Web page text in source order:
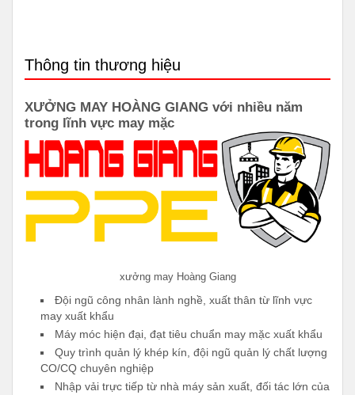
Thông tin thương hiệu
XƯỞNG MAY HOÀNG GIANG với nhiều năm
trong lĩnh vực may mặc
xưởng may Hoàng Giang
Đội ngũ công nhân lành nghề, xuất thân từ lĩnh vực
may xuất khẩu
Máy móc hiện đại, đạt tiêu chuẩn may mặc xuất khẩu
Quy trình quản lý khép kín, đội ngũ quản lý chất lượng
CO/CQ chuyên nghiệp
Nhập vải trực tiếp từ nhà máy sản xuất, đối tác lớn của